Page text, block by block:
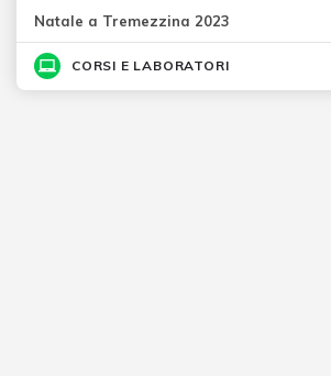
Natale a Tremezzina 2023
CORSI E LABORATORI